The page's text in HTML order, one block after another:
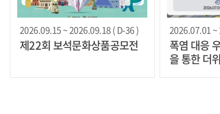
2026.09.15 ~ 2026.09.18 ( D-36 )
제22회 보석문화상품공모전
2026.07.01 ~
폭염 대응
을 통한 더